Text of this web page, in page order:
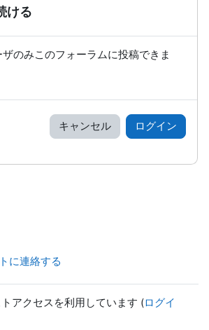
ける
のみこのフォーラムに投稿できま
キャンセル ログイン
に連絡する
アクセスを利用しています (ログイ